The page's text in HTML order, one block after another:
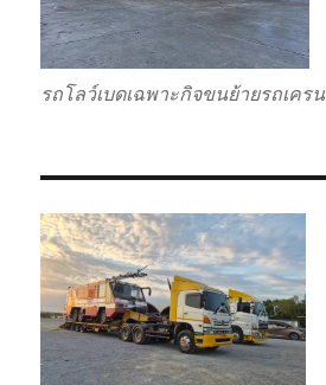
รถโลว์เบดเฉพาะกิจขนย้ายรถเครน